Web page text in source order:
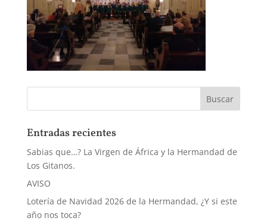
Entradas recientes
Sabias que…? La Virgen de África y la Hermandad de
Los Gitanos.
AVISO
Lotería de Navidad 2026 de la Hermandad, ¿Y si este
año nos toca?